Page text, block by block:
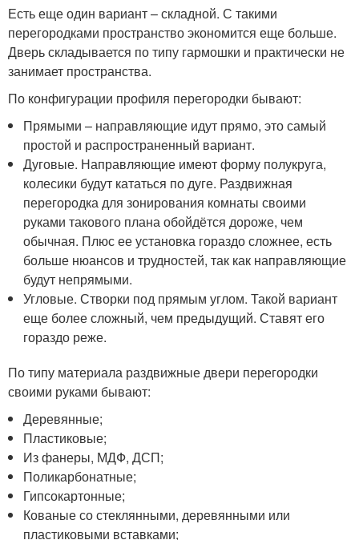
Есть еще один вариант – складной. С такими
перегородками пространство экономится еще больше.
Дверь складывается по типу гармошки и практически не
занимает пространства.
По конфигурации профиля перегородки бывают:
Прямыми – направляющие идут прямо, это самый
простой и распространенный вариант.
Дуговые. Направляющие имеют форму полукруга,
колесики будут кататься по дуге. Раздвижная
перегородка для зонирования комнаты своими
руками такового плана обойдётся дороже, чем
обычная. Плюс ее установка гораздо сложнее, есть
больше нюансов и трудностей, так как направляющие
будут непрямыми.
Угловые. Створки под прямым углом. Такой вариант
еще более сложный, чем предыдущий. Ставят его
гораздо реже.
По типу материала раздвижные двери перегородки
своими руками бывают:
Деревянные;
Пластиковые;
Из фанеры, МДФ, ДСП;
Поликарбонатные;
Гипсокартонные;
Кованые со стеклянными, деревянными или
пластиковыми вставками;